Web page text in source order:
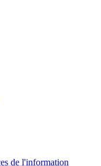
de l'information